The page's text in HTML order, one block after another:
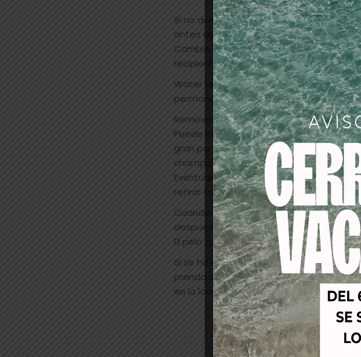
Si no quiere que los colores se mezclen
antes de trabajar encima de ella.
Cambie regularmente el agua de
recipientes de agua: una para tonos
Water Make-up (Pure) se puede
permanente, teñido, blanqueado,
Remover
Puede lavar la piel ligeramente con
gran parte. Aplicar un breve masaje y
champú puede irritar la piel.
Eventualmente puede limpiar más la
retirar con un pañuelo de papel suave.
Cuando queda una sombra de color en
después de la limpieza estuviera seca,
El pelo que está teñido con Water Make-
Si se ha manchado la ropa con Water
prenda de ropa remojar en agua con
en la lavadora